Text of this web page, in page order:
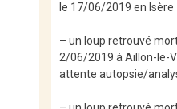
le 17/06/2019 en Isère
– un loup retrouvé
2/06/2019 à Aillon-le-
attente autopsie/